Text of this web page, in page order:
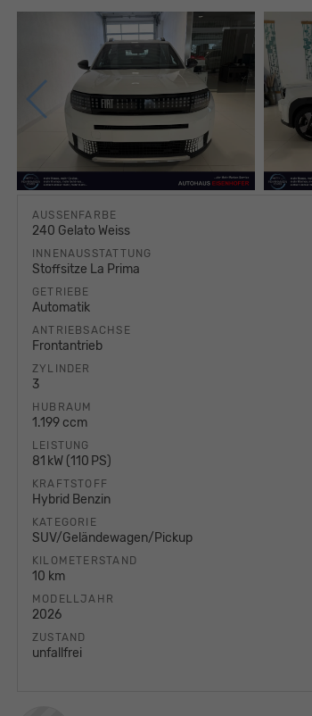
AUSSENFARBE
240 Gelato Weiss
INNENAUSSTATTUNG
Stoffsitze La Prima
GETRIEBE
Automatik
ANTRIEBSACHSE
Frontantrieb
ZYLINDER
3
HUBRAUM
1.199 ccm
LEISTUNG
81 kW (110 PS)
KRAFTSTOFF
Hybrid Benzin
KATEGORIE
SUV/Geländewagen/Pickup
KILOMETERSTAND
10 km
MODELLJAHR
2026
ZUSTAND
unfallfrei